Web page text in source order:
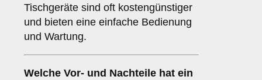
Tischgeräte sind oft kostengünstiger
und bieten eine einfache Bedienung
und Wartung.
Welche Vor- und Nachteile hat ein